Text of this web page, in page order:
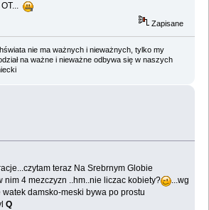
OT...
Zapisane
nie ma ważnych i nieważnych, tylko my
na ważne i nieważne odbywa się w naszych
teraz Na Srebrnym Globie
nim 4 mezczyzn ..hm..nie liczac kobiety?
...wg
damsko-meski bywa po prostu
Q